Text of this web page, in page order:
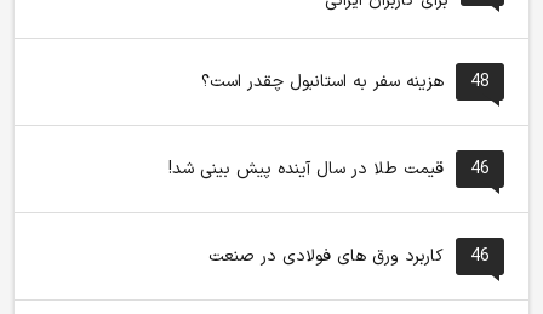
48 هزینه سفر به استانبول چقدر است؟
46 قیمت طلا در سال آینده پیش بینی شد!
46 کاربرد ورق های فولادی در صنعت